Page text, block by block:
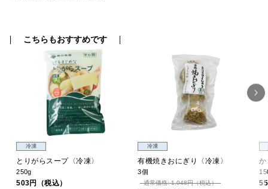
こちらもおすすめです
冷凍
とりがらスープ〈冷凍〉
250g
503円（税込）
冷凍
有機焼きおにぎり〈冷凍〉
3個
通常価格: 1,048円（税込）